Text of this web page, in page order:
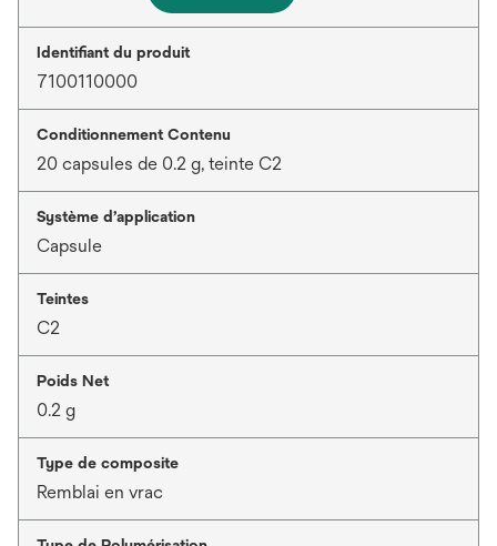
Identifiant du produit
7100110000
Conditionnement Contenu
20 capsules de 0.2 g, teinte C2
Système d’application
Capsule
Teintes
C2
Poids Net
0.2 g
Type de composite
Remblai en vrac